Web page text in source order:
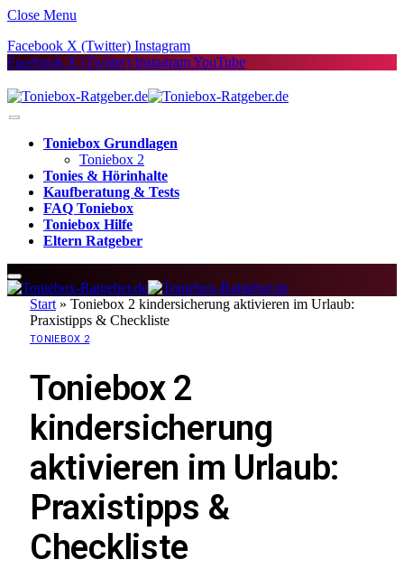
Close Menu
Facebook X (Twitter) Instagram
Facebook X (Twitter) InstagramYouTube
Toniebox Grundlagen
Toniebox 2
Tonies & Hörinhalte
Kaufberatung & Tests
FAQ Toniebox
Toniebox Hilfe
Eltern Ratgeber
Start » Toniebox 2 kindersicherung aktivieren im Urlaub:
Praxistipps & Checkliste
TONIEBOX 2
Toniebox 2
kindersicherung
aktivieren im Urlaub:
Praxistipps &
Checkliste